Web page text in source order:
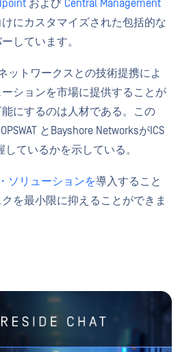
および Central Management
にカスタマイズされた包括的な
しています。
ットワークスとの技術提携によ
ションを市場に提供することが
にするのは人材である。この
とBayshore NetworksがICS
しているかを示している。
ソリューションを導入すること
を最小限に抑えることができま